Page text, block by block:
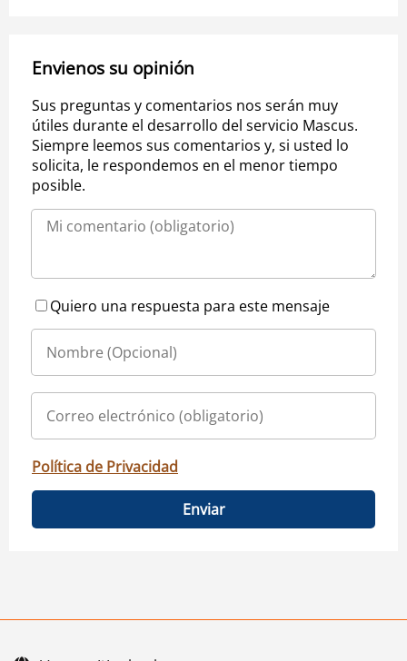
Envienos su opinión
Sus preguntas y comentarios nos serán muy
útiles durante el desarrollo del servicio Mascus.
Siempre leemos sus comentarios y, si usted lo
solicita, le respondemos en el menor tiempo
posible.
Quiero una respuesta para este mensaje
Política de Privacidad
Enviar